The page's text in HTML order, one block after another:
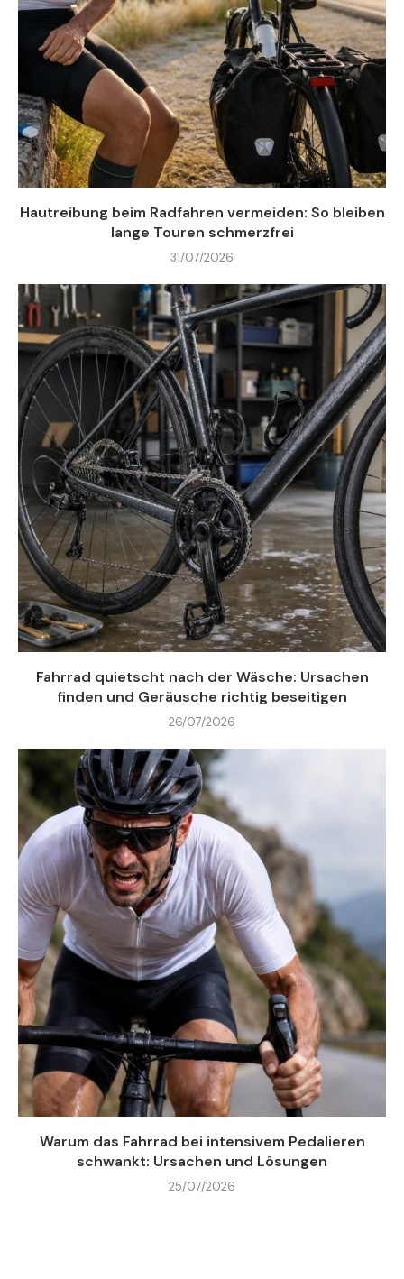
Hautreibung beim Radfahren vermeiden: So bleiben
lange Touren schmerzfrei
31/07/2026
Fahrrad quietscht nach der Wäsche: Ursachen
finden und Geräusche richtig beseitigen
26/07/2026
Warum das Fahrrad bei intensivem Pedalieren
schwankt: Ursachen und Lösungen
25/07/2026